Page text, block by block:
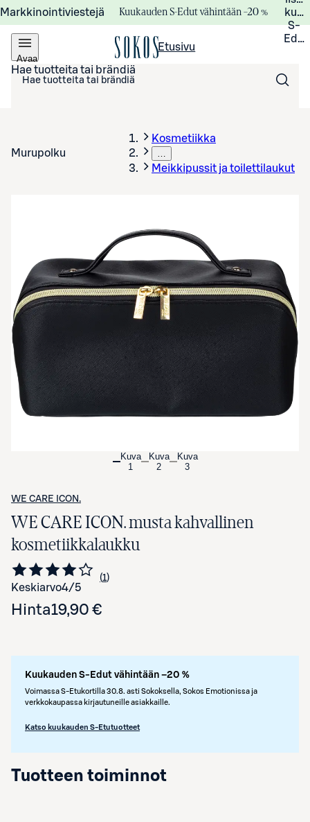
Markkinointiviestejä Kuukauden S-Edut vähintään –20 %
S-
Avaa
valikko
Etusivu
Hae tuotteita tai brändiä
Murupolku
Kosmetiikka
…
Meikkipussit ja toilettilaukut
Avaa tuotekuva suurennettuna
Kuva
1
Kuva
2
Kuva
3
WE CARE ICON.
WE CARE ICON. musta kahvallinen
kosmetiikkalaukku
Keskiarvo4/5 Siirry arvioihin
1
kappale
Hinta19,90 €
Kuukauden S-Edut vähintään –20 %
Voimassa S-Etukortilla 30.8. asti Sokoksella, Sokos Emotionissa ja
verkkokaupassa kirjautuneille asiakkaille.
Katso kuukauden S-Etutuotteet
Tuotteen toiminnot